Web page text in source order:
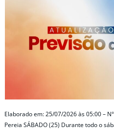
Elaborado em: 25/07/2026 às 05:00 –
Pereia SÁBADO (25) Durante todo o